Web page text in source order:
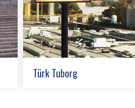
Türk Tuborg